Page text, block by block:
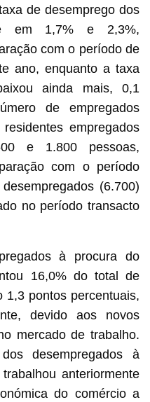
de desemprego dos
em 1,7% e 2,3%,
com o período de
ano, enquanto a taxa
ainda mais, 0,1
de empregados
empregados
e 1.800 pessoas,
com o período
(6.700)
no período transacto
à procura do
16,0% do total de
1,3 pontos percentuais,
devido aos novos
mercado de trabalho.
desempregados à
anteriormente
do comércio a